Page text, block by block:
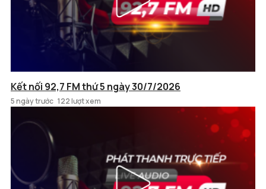
Kết nối 92,7 FM thứ 5 ngày 30/7/2026
5 ngày trước 122 lượt xem